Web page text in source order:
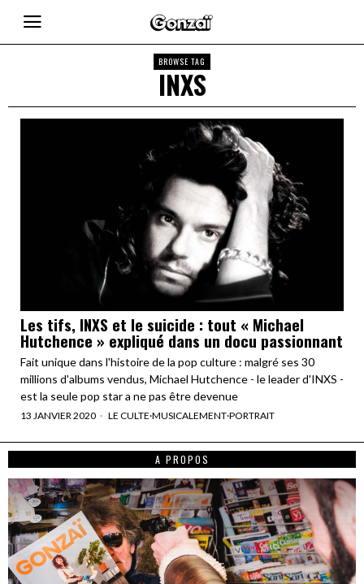
BROWSE TAG
INXS
Les tifs, INXS et le suicide : tout « Michael
Hutchence » expliqué dans un docu passionnant
Fait unique dans l'histoire de la pop culture : malgré ses 30
millions d'albums vendus, Michael Hutchence - le leader d'INXS -
est la seule pop star a ne pas être devenue
13 JANVIER 2020 LE CULTE·MUSICALEMENT·PORTRAIT
A PROPOS